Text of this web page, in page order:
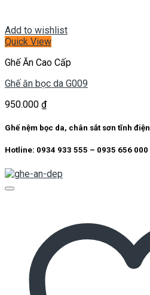
Add to wishlist
Quick View
Ghế Ăn Cao Cấp
Ghế ăn bọc da G009
950.000 ₫
Ghế nệm bọc da, chân sắt sơn tĩnh điện
Hotline: 0934 933 555 – 0935 656 000